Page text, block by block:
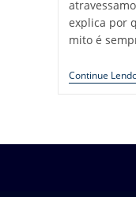
explica por
mito é
Continue